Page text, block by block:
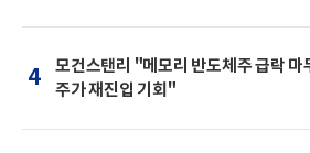
4
모건스탠리 "메모리 반도체주 급락
주가 재진입 기회"